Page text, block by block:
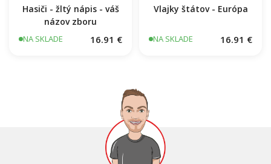
Hasiči - žltý nápis - váš
názov zboru
NA SKLADE 16.91 €
Vlajky štátov - Európa
NA SKLADE 16.91 €